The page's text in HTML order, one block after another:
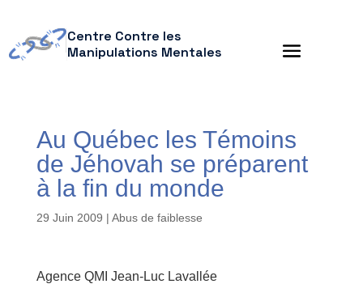
Centre Contre les
Manipulations Mentales
Au Québec les Témoins
de Jéhovah se préparent
à la fin du monde
29 Juin 2009 | Abus de faiblesse
Agence QMI Jean-Luc Lavallée